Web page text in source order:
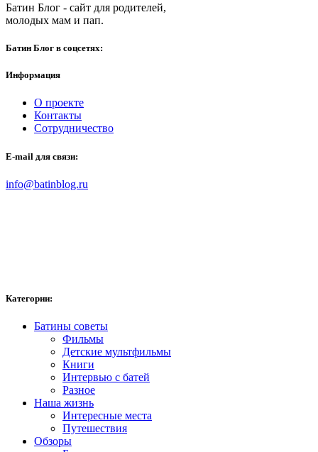
Батин Блог - сайт для родителей,
молодых мам и пап.
Батин Блог в соцсетях:
Информация
О проекте
Контакты
Сотрудничество
E-mail для связи:
info@batinblog.ru
Категории:
Батины советы
Фильмы
Детские мультфильмы
Книги
Интервью с батей
Разное
Наша жизнь
Интересные места
Путешествия
Обзоры